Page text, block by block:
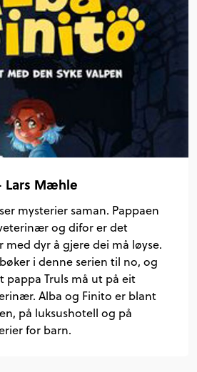
Lars Mæhle
mysterier saman. Pappaen
og difor er det
med dyr å gjere dei må løyse.
i denne serien til no, og
pappa Truls må ut på eit
Alba og Finito er blant
på luksushotell og på
for barn.